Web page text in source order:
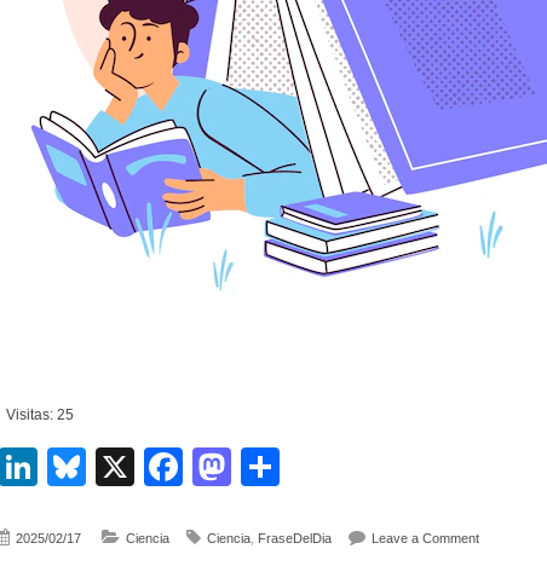
Visitas: 25
LinkedIn
Bluesky
X Facebook
Mastodon
2025/02/17 Ciencia Ciencia, FraseDelDia Leave a Commenton